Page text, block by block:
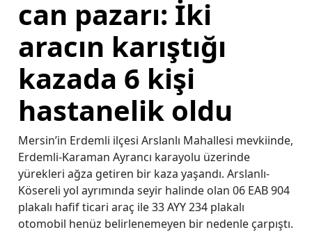
can pazarı: İki
aracın karıştığı
kazada 6 kişi
hastanelik oldu
Mersin’in Erdemli ilçesi Arslanlı Mahallesi mevkiinde,
Erdemli-Karaman Ayrancı karayolu üzerinde
yürekleri ağza getiren bir kaza yaşandı. Arslanlı-
Kösereli yol ayrımında seyir halinde olan 06 EAB 904
plakalı hafif ticari araç ile 33 AYY 234 plakalı
otomobil henüz belirlenemeyen bir nedenle çarpıştı.